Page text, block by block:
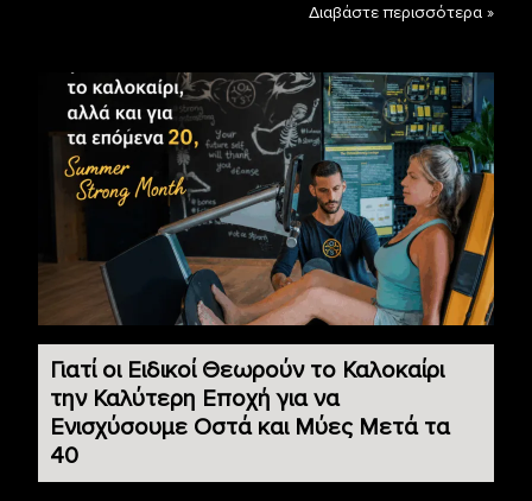
Διαβάστε περισσότερα »
Γιατί οι Ειδικοί Θεωρούν το Καλοκαίρι
την Καλύτερη Εποχή για να
Ενισχύσουμε Οστά και Μύες Μετά τα
40